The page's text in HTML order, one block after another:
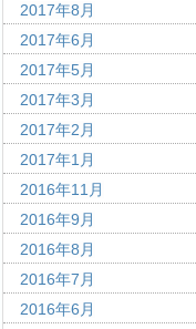
2017年8月
2017年6月
2017年5月
2017年3月
2017年2月
2017年1月
2016年11月
2016年9月
2016年8月
2016年7月
2016年6月